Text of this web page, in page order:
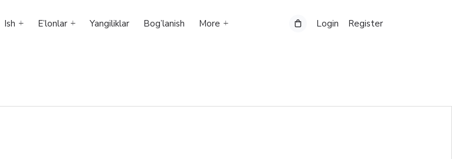
Ish E’lonlar Yangiliklar Bog’lanish More Login Register